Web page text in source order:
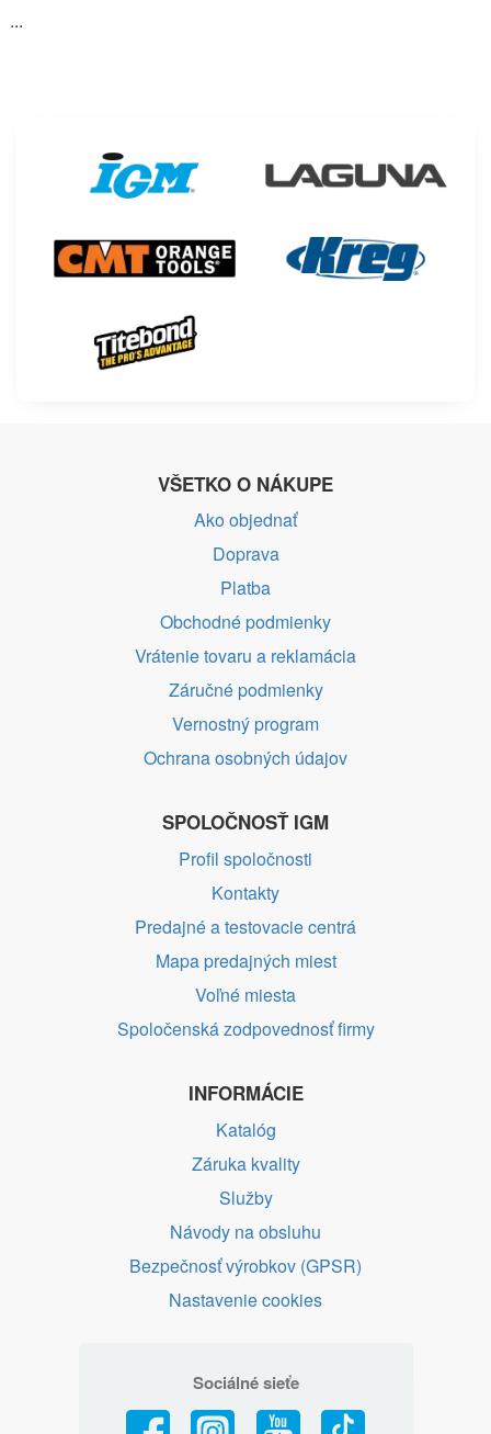
...
VŠETKO O NÁKUPE
Ako objednať
Doprava
Platba
Obchodné podmienky
Vrátenie tovaru a reklamácia
Záručné podmienky
Vernostný program
Ochrana osobných údajov
SPOLOČNOSŤ IGM
Profil spoločnosti
Kontakty
Predajné a testovacie centrá
Mapa predajných miest
Voľné miesta
Spoločenská zodpovednosť firmy
INFORMÁCIE
Katalóg
Záruka kvality
Služby
Návody na obsluhu
Bezpečnosť výrobkov (GPSR)
Nastavenie cookies
Sociálné sieťe